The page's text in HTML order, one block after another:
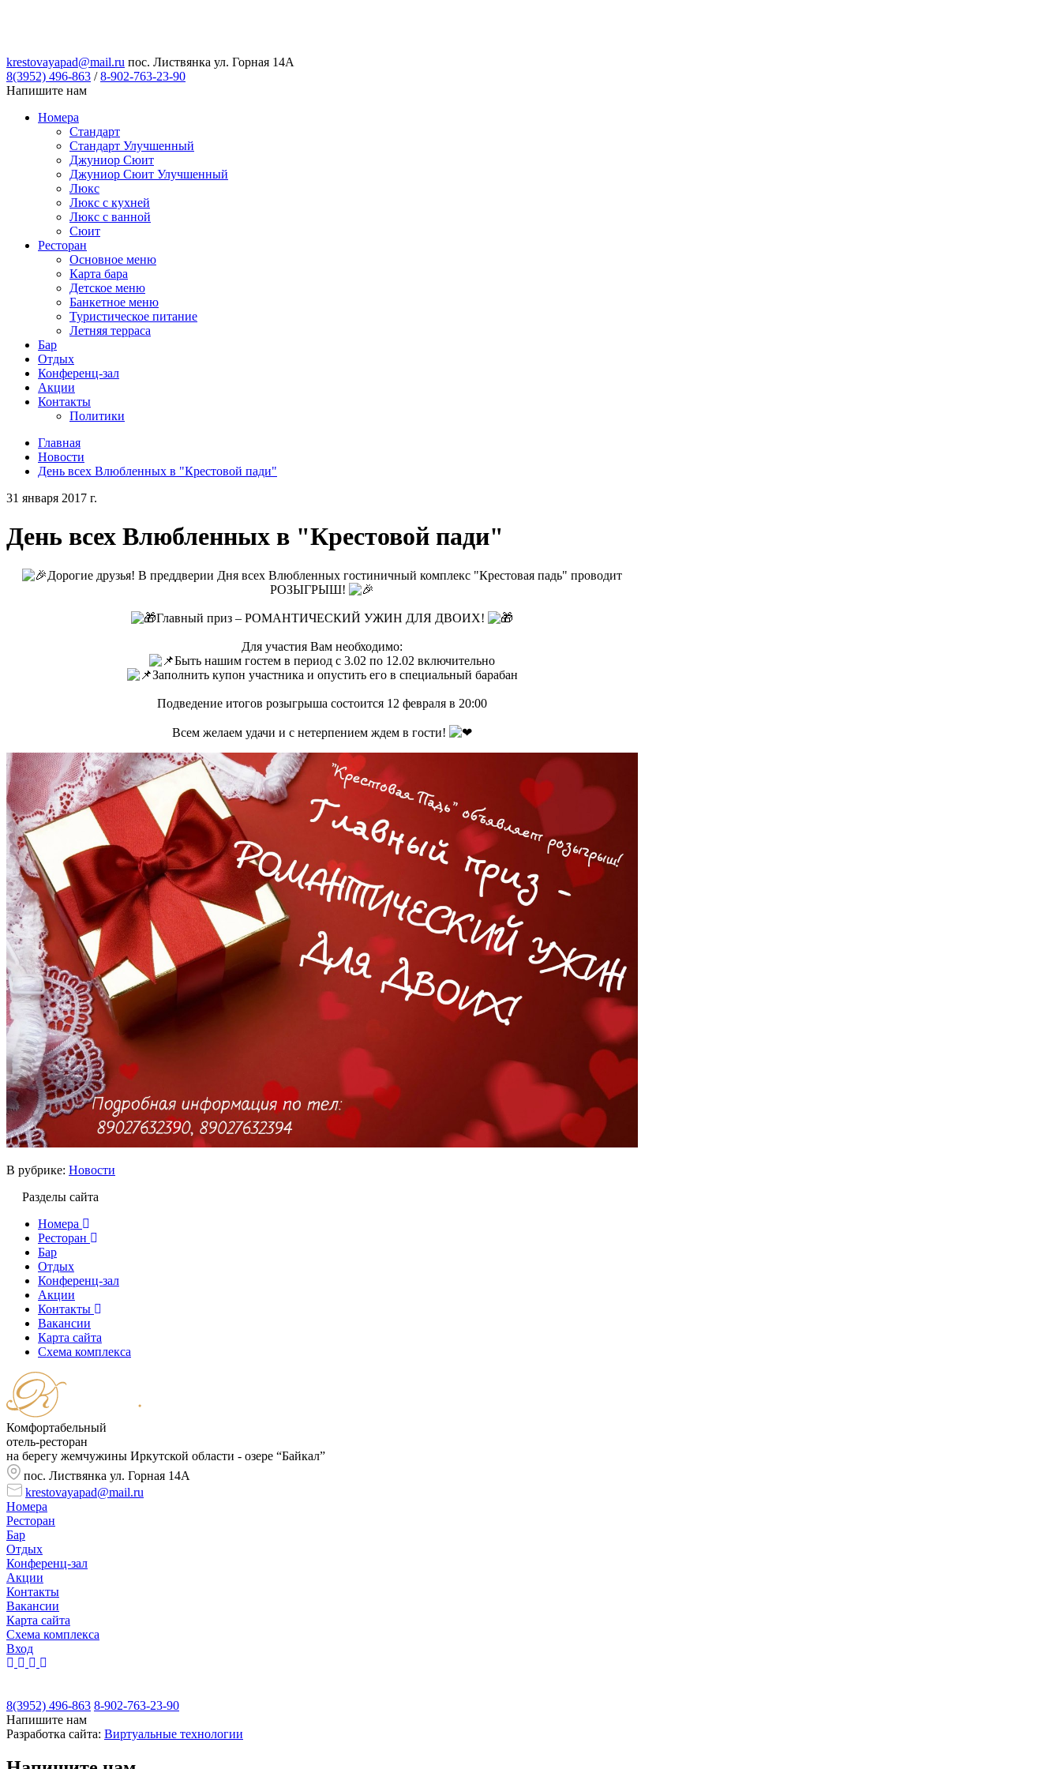
krestovayapad@mail.ru пос. Листвянка ул. Горная 14А
8(3952) 496-863 / 8-902-763-23-90
Напишите нам
Номера
Стандарт
Стандарт Улучшенный
Джуниор Сюит
Джуниор Сюит Улучшенный
Люкс
Люкс с кухней
Люкс с ванной
Сюит
Ресторан
Основное меню
Карта бара
Детское меню
Банкетное меню
Туристическое питание
Летняя терраса
Бар
Отдых
Конференц-зал
Акции
Контакты
Политики
Главная
Новости
День всех Влюбленных в "Крестовой пади"
31 января 2017 г.
День всех Влюбленных в "Крестовой пади"
Дорогие друзья! В преддверии Дня всех Влюбленных гостиничный комплекс "Крестовая падь" проводит
РОЗЫГРЫШ!
Главный приз – РОМАНТИЧЕСКИЙ УЖИН ДЛЯ ДВОИХ!
Для участия Вам необходимо:
Быть нашим гостем в период с 3.02 по 12.02 включительно
Заполнить купон участника и опустить его в специальный барабан
Подведение итогов розыгрыша состоится 12 февраля в 20:00
Всем желаем удачи и с нетерпением ждем в гости!
В рубрике: Новости
Разделы сайта
Номера
Ресторан
Бар
Отдых
Конференц-зал
Акции
Контакты
Вакансии
Карта сайта
Cхема комплекса
Комфортабельный
отель-ресторан
на берегу жемчужины Иркутской области - озере “Байкал”
пос. Листвянка ул. Горная 14А
krestovayapad@mail.ru
Номера
Ресторан
Бар
Отдых
Конференц-зал
Акции
Контакты
Вакансии
Карта сайта
Cхема комплекса
Вход
8(3952) 496-863 8-902-763-23-90
Напишите нам
Разработка сайта: Виртуальные технологии